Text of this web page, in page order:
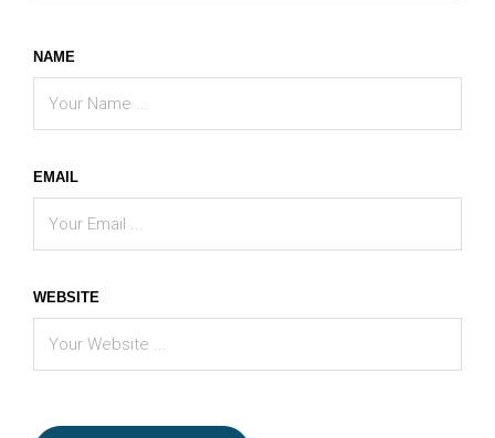
NAME
EMAIL
WEBSITE